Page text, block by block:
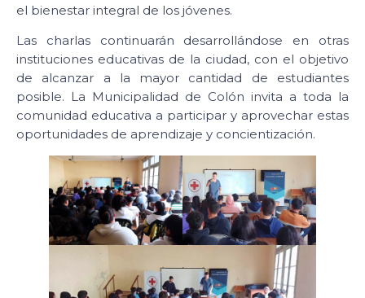
el bienestar integral de los jóvenes.
Las charlas continuarán desarrollándose en otras
instituciones educativas de la ciudad, con el objetivo
de alcanzar a la mayor cantidad de estudiantes
posible. La Municipalidad de Colón invita a toda la
comunidad educativa a participar y aprovechar estas
oportunidades de aprendizaje y concientización.